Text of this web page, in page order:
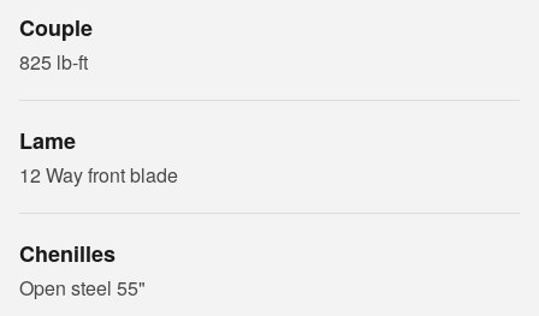
Couple
825 lb-ft
Lame
12 Way front blade
Chenilles
Open steel 55"